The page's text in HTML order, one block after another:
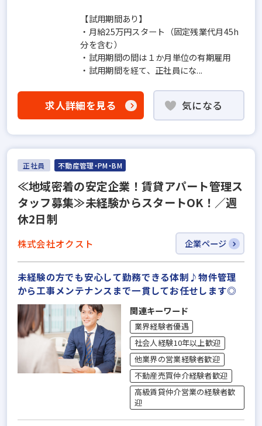
【試用期間あり】
・月給25万円スタート（固定残業代月45h
分を含む）
・試用期間の間は１か月単位の有期雇用
・試用期間を経て、正社員にな...
求人詳細を見る 気になる
正社員 不動産管理・PM・BM
≪地域密着の安定企業！賃貸アパート管理ス
タッフ募集≫未経験からスタートOK！／週
休2日制
株式会社オクスト 企業ページ
未経験の方でも安心して勤務できる体制♪物件管理
から工事メンテナンスまで一貫してお任せします◎
関連キーワード
業界経験者優遇
社会人経験10年以上歓迎
他業界の営業経験者歓迎
不動産売買仲介経験者歓迎
高級賃貸仲介営業の経験者歓
迎